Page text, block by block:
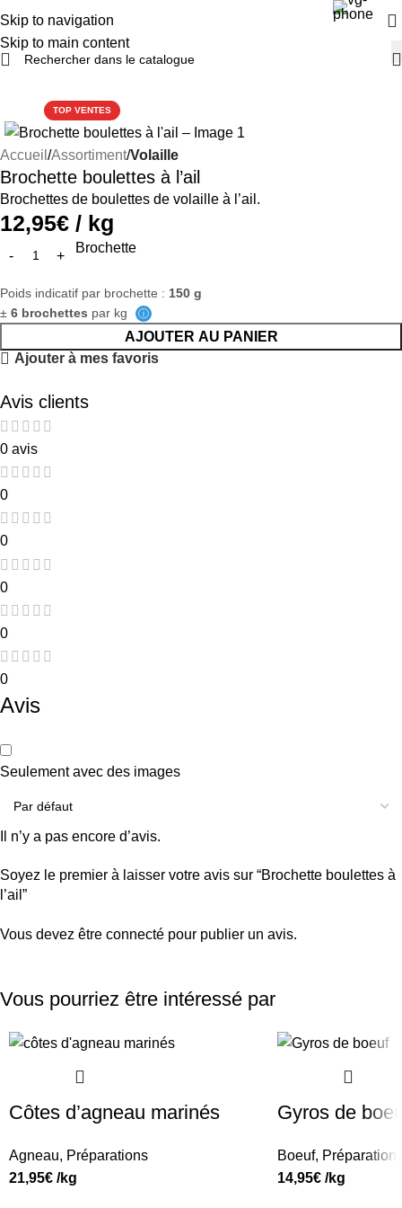
Skip to navigation
Skip to main content
Paiement par carte bancaire disponible
TOP VENTES
Accueil Assortiment Volaille
Brochette boulettes à l’ail
Brochettes de boulettes de volaille à l’ail.
12,95€ / kg
Brochette
Poids indicatif par brochette : 150 g
± 6 brochettes par kg ⓘ
AJOUTER AU PANIER
Ajouter à mes favoris
Avis clients
0 avis
0
0
0
0
0
Avis
Seulement avec des images
Il n’y a pas encore d’avis.
Soyez le premier à laisser votre avis sur “Brochette boulettes à
l’ail”
Vous devez être connecté pour publier un avis.
Vous pourriez être intéressé par
Côtes d’agneau marinés
Agneau, Préparations
21,95€ /kg
Gyros de
Boeuf,
14,95€/kg